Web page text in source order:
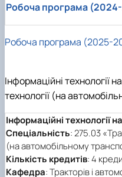
Робоча програма (2024-
Робоча програма (2025-
Інформаційні технології
технології (на
Інформаційні технології
Спеціальність: 275.03
(на автомобільному
Кількість кредитів: 4
Кафедра: Тракторів і